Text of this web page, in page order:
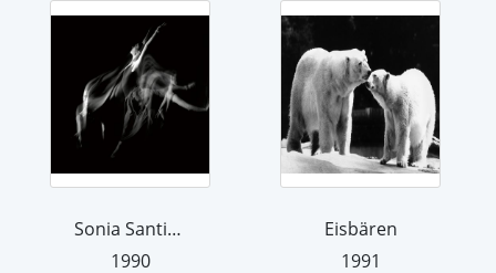
Sonia Santiago in Bolero
1990
Eisbären
1991